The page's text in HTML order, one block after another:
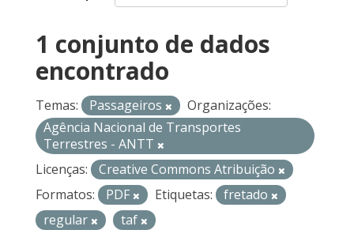
1 conjunto de dados
encontrado
Temas: Passageiros
Organizações:
Agência Nacional de Transportes
Terrestres - ANTT
Licenças:
Creative Commons Atribuição
Formatos:
PDF Etiquetas:
fretado
regular
taf